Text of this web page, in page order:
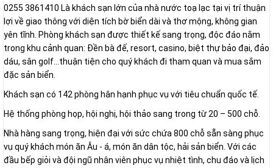
0255 3861410 Là khách sạn lớn của nhà nước toạ lạc tại vị trí thuận
lợi về giao thông với diện tích bờ biển dài và thơ mộng, không gian
yên tĩnh. Phòng khách sạn được thiết kế sang trọng, độc đáo nằm
trong khu cảnh quan: Đền bà đế, resort, casino, biệt thự bảo đại, đảo
dáu, sân golf…thuận tiện cho quý khách đi tham quan và mua sắm
đặc sản biển.
Khách sạn có 142 phòng hân hạnh phục vụ với tiêu chuẩn quốc tế.
Hệ thống phòng họp, hội nghị, hội thảo sang trong từ 20 – 500 chỗ.
Nhà hàng sang trọng, hiện đại với sức chứa 800 chỗ sẵn sàng phục
vụ quý khách món ăn Âu - á, món ăn dân tộc, hải sản biển. Với các
đầu bếp giỏi và đội ngũ nhân viên phục vụ nhiệt tình, chu đáo và lịch